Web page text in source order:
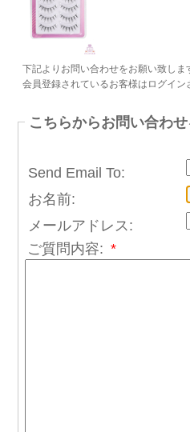
下記よりお問い合わせをお願い致しま
会員登録されているお客様はログイン
こちらからお問い合わせ
Send Email To:
お名前:
メールアドレス:
ご質問内容: *